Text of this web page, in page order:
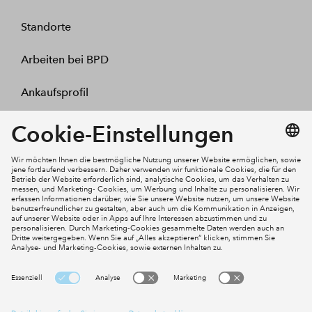
Standorte
Arbeiten bei BPD
Ankaufsprofil
Kontakt
Mein Konto
Social Media